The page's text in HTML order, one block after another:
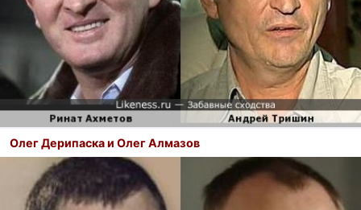
Для публикации необходима авторизация
Поиск
Олег Дерипаска и Олег Алмазов